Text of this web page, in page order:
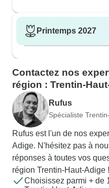
Printemps 2027
Contactez nos
région : Trentin-
Rufus
Spécialiste
Rufus est l'un de nos
Adige. N'hésitez pas à
réponses à toutes vos
région Trentin-Haut-Adige !
Choisissez parmi + de